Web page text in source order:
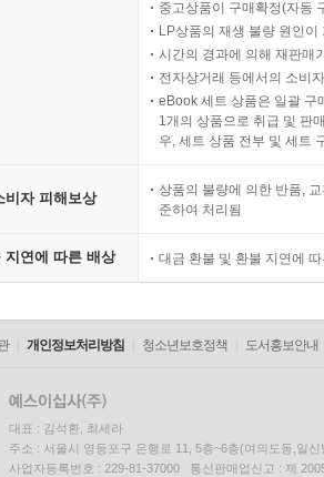
중고상품이 구매확정(자동
LP상품의 재생 불량 원인
시간의 경과에 의해 재판매
전자상거래 등에서의 소비
eBook 세트 상품은 일괄 구
1개의 상품으로 취급 및 판
우, 세트 상품 전부 및 세트
비자 피해보상
상품의 불량에 의한 반품,
준하여 처리됨
지연에 따른 배상 대금 환불 및 환불 지연에
개인정보처리방침 청소년보호정책 도서홍보안내
대표 : 김석환, 최세라
주소 : 서울시 영등포구 은행로 11, 5층~6층(여의도동,일신
사업자등록번호 : 229-81-37000 통신판매업신고 : 제